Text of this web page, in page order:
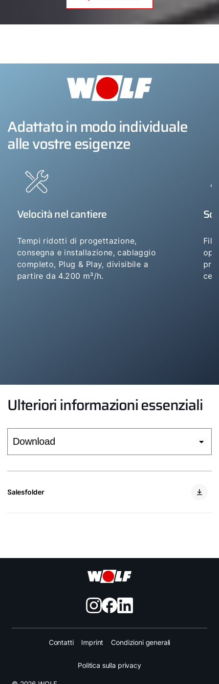
Adattato in modo individuale
alle vostre esigenze
Velocità nel cantiere
Tempi ridotti di progettazione,
consegna e installazione, cablaggio
completo, Plug & Play, divisibile a
partire da 4.200 m³/h.
Ulteriori informazioni essenziali
Salesfolder
Contatti Imprint Condizioni generali
Politica sulla privacy